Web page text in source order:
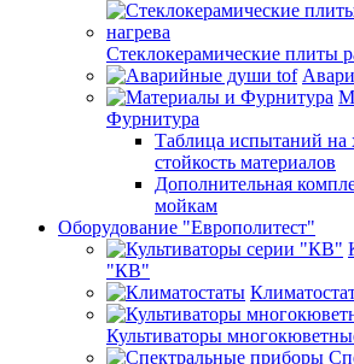
Стеклокерамические плиты
Фурнитура
Таблица испытаний на
стойкость материалов
Дополнительная
мойкам
Оборудование "Европолитест"
"КВ"
Культиваторы